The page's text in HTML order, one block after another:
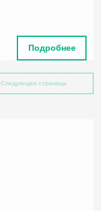
Подробнее
Следующая страница